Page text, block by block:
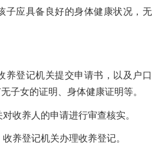
子应具备良好的身体健康状况，无
养登记机关提交申请书，以及户口
子女的证明、身体健康证明等。
收养人的申请进行审查核实。
养登记机关办理收养登记。